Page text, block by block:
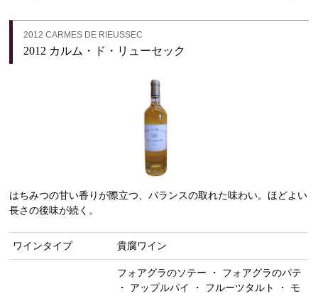
2012 CARMES DE RIEUSSEC
2012 カルム・ド・リューセック
はちみつの甘い香りが際立つ、バランスの取れた味わい。ほどよい
長さの後味が続く。
ワインタイプ 貴腐ワイン
フォアグラのソテー ・ フォアグラのパテ
・ アップルパイ ・ フルーツタルト ・ モ